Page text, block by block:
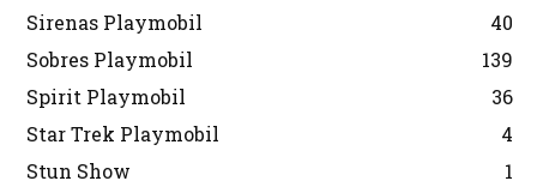
Sirenas Playmobil
40
Sobres Playmobil
139
Spirit Playmobil
36
Star Trek Playmobil
4
Stun Show
1